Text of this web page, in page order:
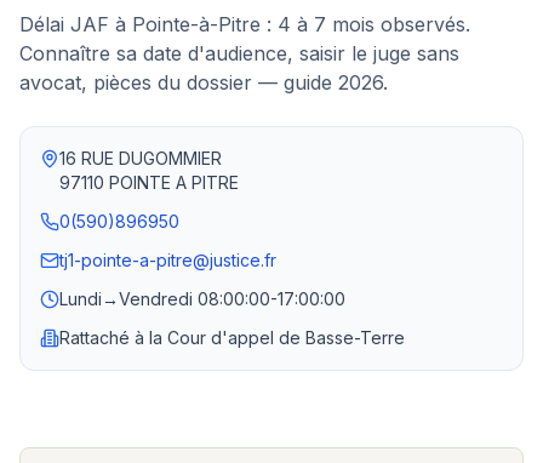
Délai JAF à Pointe-à-Pitre : 4 à 7 mois observés.
Connaître sa date d'audience, saisir le juge sans
avocat, pièces du dossier — guide 2026.
16 RUE DUGOMMIER
97110 POINTE A PITRE
0(590)896950
tj1-pointe-a-pitre@justice.fr
Lundi→Vendredi 08:00:00-17:00:00
Rattaché à la Cour d'appel de Basse-Terre